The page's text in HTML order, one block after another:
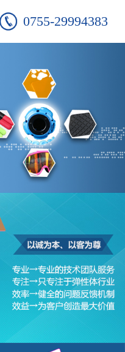
0755-29994383